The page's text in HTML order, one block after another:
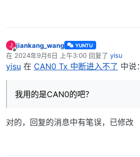
J
离线
jiankang_wang YUNTU
在 2024年9月6日 上午3:00 回复了 yisu
最后由 编辑
yisu 在 CAN0 Tx 中断进入不了 中说：
我用的是CAN0的吧？
对的，回复的消息中有笔误，已修改